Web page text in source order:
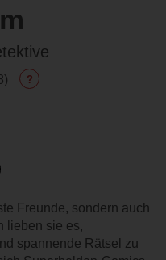
) ?
Freunde, sondern auch
lieben sie es,
spannende Rätsel zu